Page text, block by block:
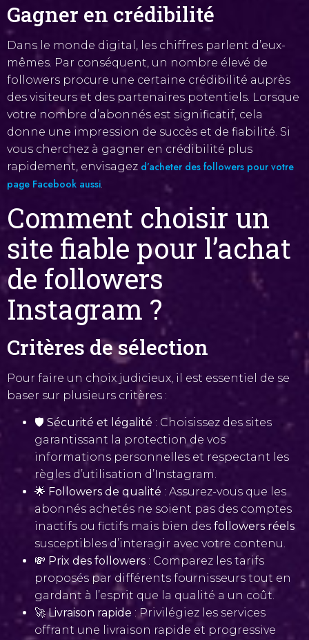
Gagner en crédibilité
Dans le monde digital, les chiffres parlent d’eux-
mêmes. Par conséquent, un nombre élevé de
followers procure une certaine crédibilité auprès
des visiteurs et des partenaires potentiels. Lorsque
votre nombre d’abonnés est significatif, cela
donne une impression de succès et de fiabilité. Si
vous cherchez à gagner en crédibilité plus
rapidement, envisagez d’acheter des followers pour votre
page Facebook aussi.
Comment choisir un
site fiable pour l’achat
de followers
Instagram ?
Critères de sélection
Pour faire un choix judicieux, il est essentiel de se
baser sur plusieurs critères :
🛡️ Sécurité et légalité : Choisissez des sites
garantissant la protection de vos
informations personnelles et respectant les
règles d’utilisation d’Instagram.
🌟 Followers de qualité : Assurez-vous que les
abonnés achetés ne soient pas des comptes
inactifs ou fictifs mais bien des followers réels
susceptibles d’interagir avec votre contenu.
💸 Prix des followers : Comparez les tarifs
proposés par différents fournisseurs tout en
gardant à l’esprit que la qualité a un coût.
🚀Livraison rapide : Privilégiez les services
offrant une livraison rapide et progressive